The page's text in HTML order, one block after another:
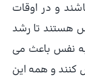
و در اوقات
هستند تا رشد
به نفس باعث می
کنند و همه این